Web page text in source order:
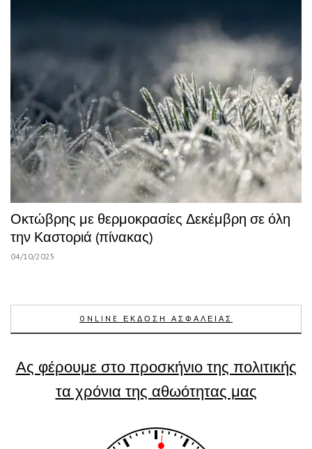
Οκτώβρης με θερμοκρασίες Δεκέμβρη σε όλη
την Καστοριά (πίνακας)
04/10/2025
ONLINE ΕΚΔΟΣΗ ΑΣΦΑΛΕΙΑΣ
Ας φέρουμε στο προσκήνιο της πολιτικής
τα χρόνια της αθωότητας μας